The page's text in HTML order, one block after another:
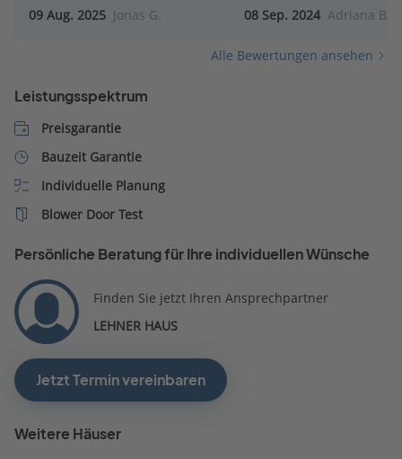
09 Aug. 2025 Jonas G. 08 Sep. 2024 Adriana B.
Alle Bewertungen ansehen
Leistungsspektrum
Preisgarantie
Bauzeit Garantie
Individuelle Planung
Blower Door Test
Persönliche Beratung für Ihre individuellen Wünsche
Finden Sie jetzt Ihren Ansprechpartner
LEHNER HAUS
Jetzt Termin vereinbaren
Weitere Häuser